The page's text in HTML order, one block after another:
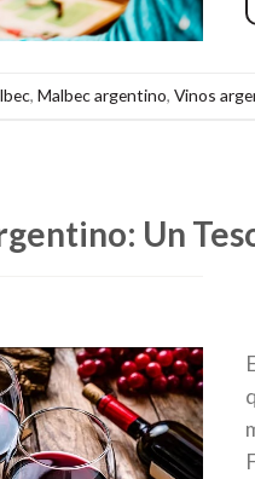
, Malbec argentino, Vinos
Un